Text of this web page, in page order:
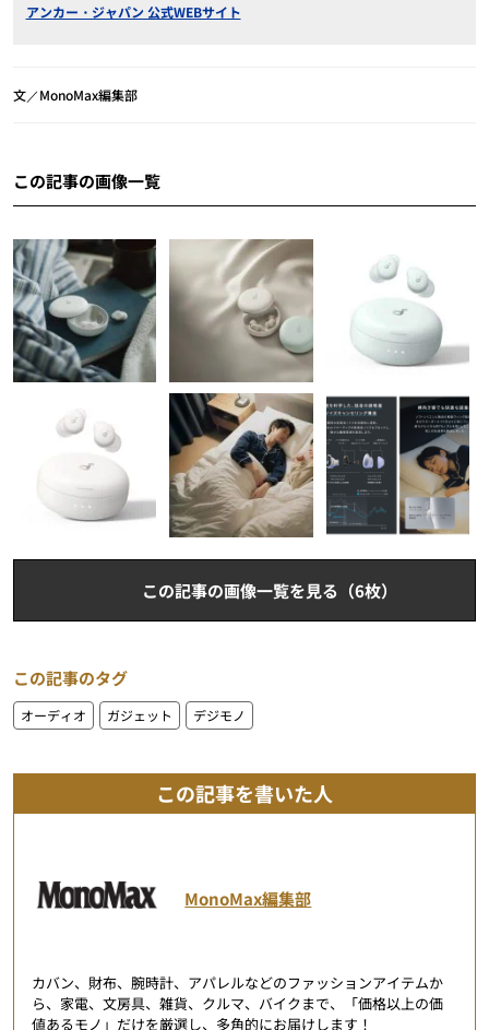
アンカー・ジャパン 公式WEBサイト
文／MonoMax編集部
この記事の画像一覧
この記事の画像一覧を見る（6枚）
この記事のタグ
オーディオ ガジェット デジモノ
この記事を書いた人
MonoMax編集部
カバン、財布、腕時計、アパレルなどのファッションアイテムか
ら、家電、文房具、雑貨、クルマ、バイクまで、「価格以上の価
値あるモノ」だけを厳選し、多角的にお届けします！